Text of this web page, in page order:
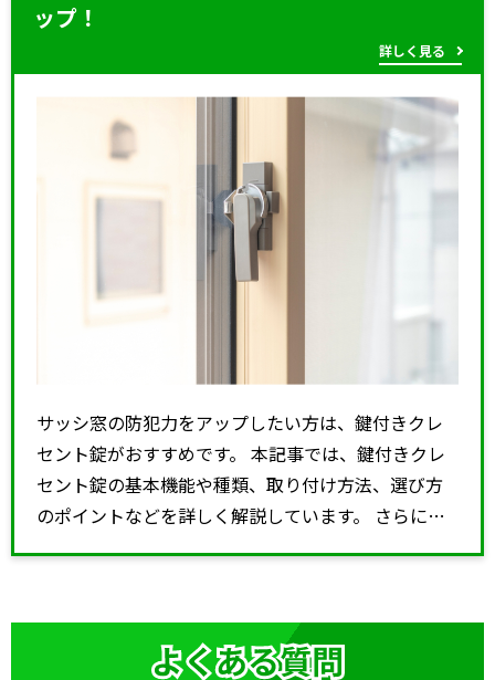
ップ！
詳しく見る
サッシ窓の防犯力をアップしたい方は、鍵付きクレ
セント錠がおすすめです。 本記事では、鍵付きクレ
セント錠の基本機能や種類、取り付け方法、選び方
のポイントなどを詳しく解説しています。 さらに、
必要な道具や手順、プロに依頼する […]